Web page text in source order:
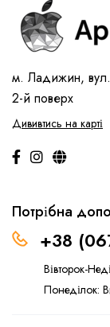
м. Ладижин, вул.
2-й поверх
Дививтись на карті
Потрібна
+38
Вівторок-
Понеділок: